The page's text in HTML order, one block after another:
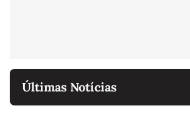
Últimas Notícias